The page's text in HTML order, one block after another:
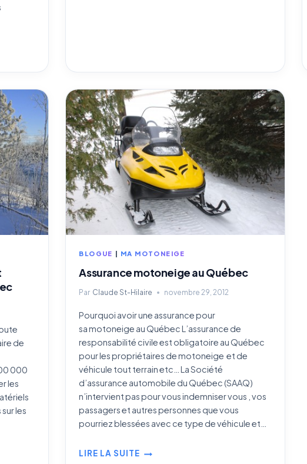
de
000
les
les
BLOGUE MA MOTONEIGE
Assurance motoneige au Québec
Par Claude St-Hilaire novembre 29, 2012
Pourquoi avoir une assurance pour
sa motoneige au Québec L’assurance de
responsabilité civile est obligatoire au Québec
pour les propriétaires de motoneige et de
véhicule tout terrain etc… La Société
d’assurance automobile du Québec (SAAQ)
n’intervient pas pour vous indemniser vous , vos
passagers et autres personnes que vous
pourriez blessées avec ce type de véhicule et…
LIRE LA SUITE
ASSURANCE